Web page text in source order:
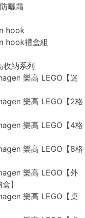
曬霜
hook
hook禮盒組
收納系列
樂高 LEGO【迷
樂高 LEGO【2格
樂高 LEGO【4格
樂高 LEGO【8格
樂高 LEGO【外
】
樂高 LEGO【桌